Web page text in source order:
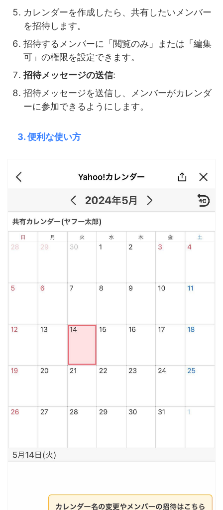
カレンダーを作成したら、共有したいメンバー
を招待します。
招待するメンバーに「閲覧のみ」または「編集
可」の権限を設定できます。
招待メッセージの送信:
招待メッセージを送信し、メンバーがカレンダ
ーに参加できるようにします。
3. 便利な使い方